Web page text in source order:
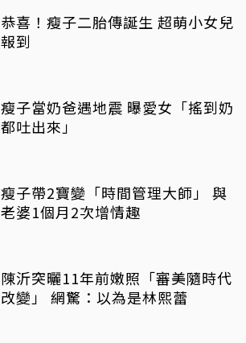
恭喜！瘦子二胎傳誕生 超萌小女兒
報到
瘦子當奶爸遇地震 曝愛女「搖到奶
都吐出來」
瘦子帶2寶變「時間管理大師」 與
老婆1個月2次增情趣
陳沂突曬11年前嫩照「審美隨時代
改變」 網驚：以為是林熙蕾